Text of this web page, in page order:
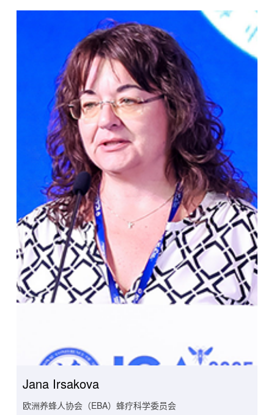
Jana Irsakova
欧洲养蜂人协会（EBA）蜂疗科学委员会